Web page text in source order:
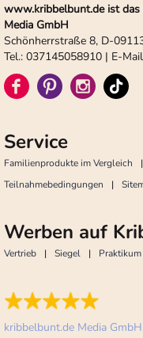
www.kribbelbunt.de ist
Media GmbH
Schönherrstraße 8, D-
Tel.: 037145058910 | E-
Service
Familienprodukte im Vergleich
Teilnahmebedingungen
Werben auf
Vertrieb Siegel Praktikum
kribbelbunt.de Media GmbH